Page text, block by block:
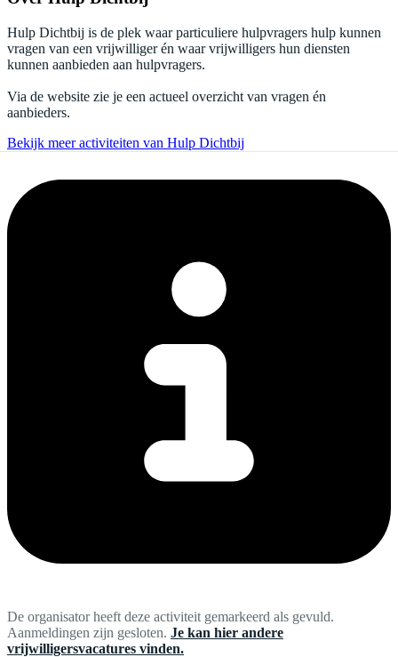
Hulp Dichtbij is de plek waar particuliere hulpvragers hulp kunnen
vragen van een vrijwilliger én waar vrijwilligers hun diensten
kunnen aanbieden aan hulpvragers.
Via de website zie je een actueel overzicht van vragen én
aanbieders.
Bekijk meer activiteiten van Hulp Dichtbij
De organisator heeft deze activiteit gemarkeerd als gevuld.
Aanmeldingen zijn gesloten. Je kan hier andere
vrijwilligersvacatures vinden.